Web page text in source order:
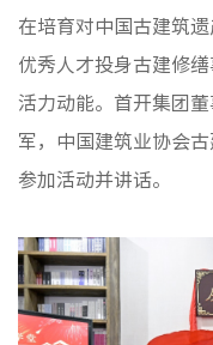
在培育对中国古建筑
优秀人才投身古建修
活力动能。首开集团
军，中国建筑业协会
参加活动并讲话。